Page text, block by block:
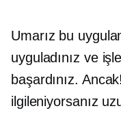
Umarız bu
uyguladınız ve
başardınız.
ilgileniyorsanız